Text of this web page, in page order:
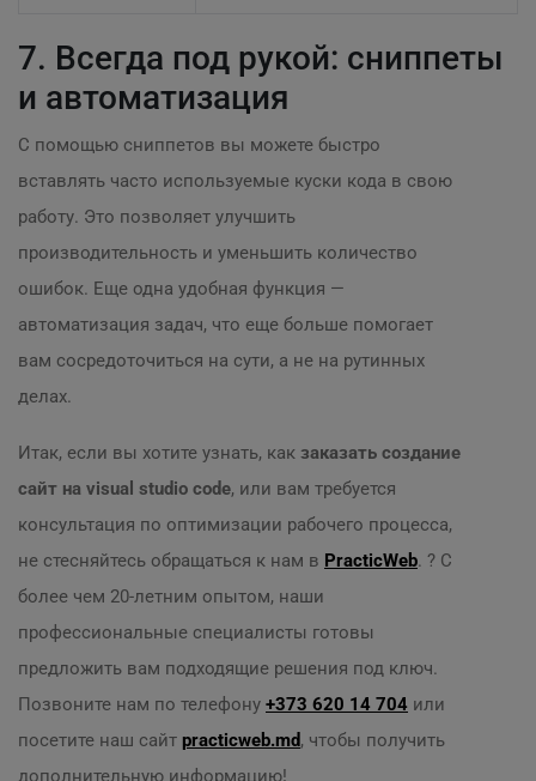
7. Всегда под рукой: сниппеты
и автоматизация
С помощью сниппетов вы можете быстро
вставлять часто используемые куски кода в свою
работу. Это позволяет улучшить
производительность и уменьшить количество
ошибок. Еще одна удобная функция —
автоматизация задач, что еще больше помогает
вам сосредоточиться на сути, а не на рутинных
делах.
Итак, если вы хотите узнать, как заказать создание
сайт на visual studio code, или вам требуется
консультация по оптимизации рабочего процесса,
не стесняйтесь обращаться к нам в PracticWeb. ? С
более чем 20-летним опытом, наши
профессиональные специалисты готовы
предложить вам подходящие решения под ключ.
Позвоните нам по телефону +373 620 14 704 или
посетите наш сайт practicweb.md, чтобы получить
дополнительную информацию!